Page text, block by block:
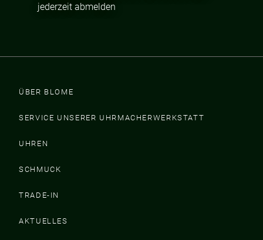
jederzeit abmelden
ÜBER BLOME
SERVICE UNSERER UHRMACHERWERKSTATT
UHREN
SCHMUCK
TRADE-IN
AKTUELLES